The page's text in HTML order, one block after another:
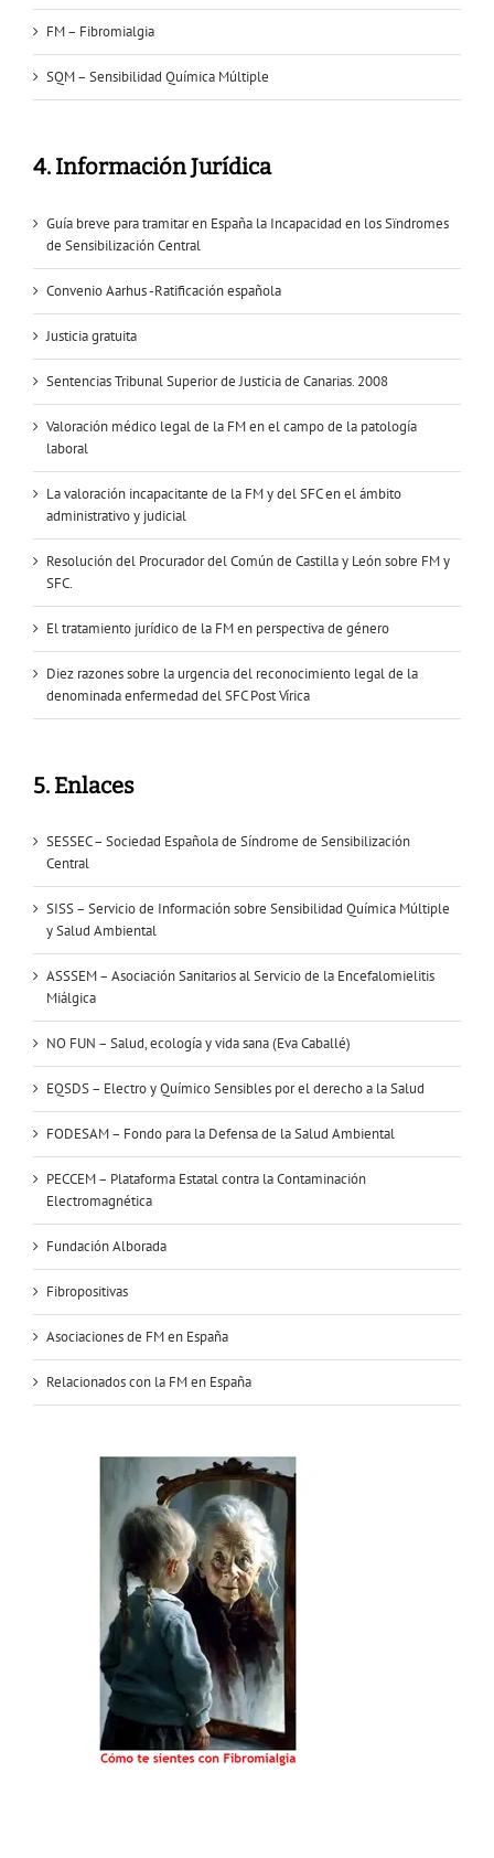
FM – Fibromialgia
SQM – Sensibilidad Química Múltiple
4. Información Jurídica
Guía breve para tramitar en España la Incapacidad en los Sïndromes
de Sensibilización Central
Convenio Aarhus -Ratificación española
Justicia gratuita
Sentencias Tribunal Superior de Justicia de Canarias. 2008
Valoración médico legal de la FM en el campo de la patología
laboral
La valoración incapacitante de la FM y del SFC en el ámbito
administrativo y judicial
Resolución del Procurador del Común de Castilla y León sobre FM y
SFC.
El tratamiento jurídico de la FM en perspectiva de género
Diez razones sobre la urgencia del reconocimiento legal de la
denominada enfermedad del SFC Post Vírica
5. Enlaces
SESSEC – Sociedad Española de Síndrome de Sensibilización
Central
SISS – Servicio de Información sobre Sensibilidad Química Múltiple
y Salud Ambiental
ASSSEM – Asociación Sanitarios al Servicio de la Encefalomielitis
Miálgica
NO FUN – Salud, ecología y vida sana (Eva Caballé)
EQSDS – Electro y Químico Sensibles por el derecho a la Salud
FODESAM – Fondo para la Defensa de la Salud Ambiental
PECCEM – Plataforma Estatal contra la Contaminación
Electromagnética
Fundación Alborada
Fibropositivas
Asociaciones de FM en España
Relacionados con la FM en España